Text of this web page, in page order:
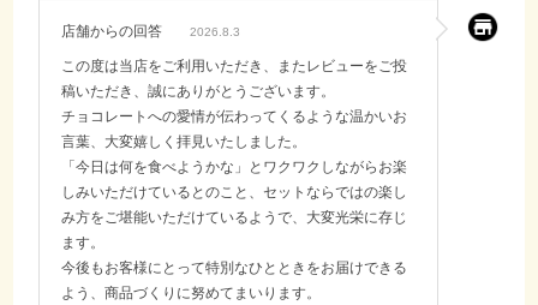
店舗からの回答 2026.8.3
この度は当店をご利用いただき、またレビューをご投
稿いただき、誠にありがとうございます。
チョコレートへの愛情が伝わってくるような温かいお
言葉、大変嬉しく拝見いたしました。
「今日は何を食べようかな」とワクワクしながらお楽
しみいただけているとのこと、セットならではの楽し
み方をご堪能いただけているようで、大変光栄に存じ
ます。
今後もお客様にとって特別なひとときをお届けできる
よう、商品づくりに努めてまいります。